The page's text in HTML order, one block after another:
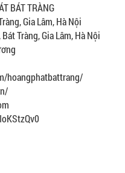
BÁT TRÀNG
Gia Lâm, Hà Nội
Tràng, Gia Lâm, Hà Nội
hoangphatbattrang/